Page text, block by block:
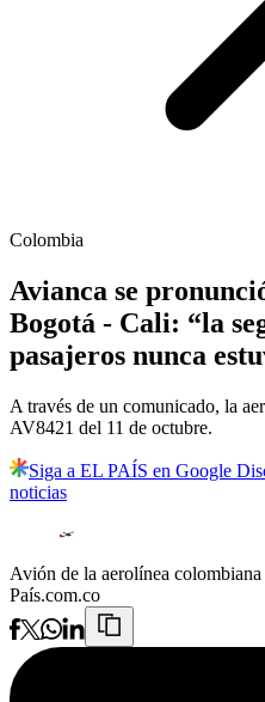
Colombia
Avianca se
Bogotá - Cali: “la
pasajeros nunca
A través de un comunicado, la
AV8421 del 11 de octubre.
Siga a EL PAÍS en Google
noticias
Avión de la aerolínea
País.com.co